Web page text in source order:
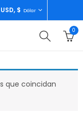
USD, $ Dólar
0
que coincidan